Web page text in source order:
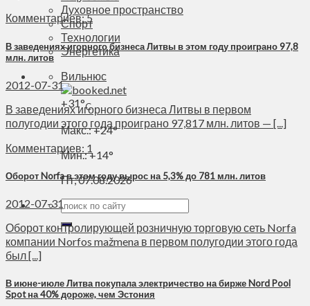
Духовное пространство
Спорт
Технологии
Энергетика
Вильнюс
+31°C
Макс.:+24°
Мин.:+14°
Пт, 07.08.2026
Комментариев: 5
В заведениях игорного бизнеса Литвы в этом году проиграно 97,8
млн. литов
2012-07-31
В заведениях игорного бизнеса Литвы в первом
полугодии этого года проиграно 97,817 млн. литов — [...]
Комментариев: 1
Оборот Norfa в этом году вырос на 5,3% до 781 млн. литов
2012-07-31
Оборот контролирующей розничную торговую сеть Norfa
компании Norfos mažmena в первом полугодии этого года
был [...]
В июне-июле Литва покупала электричество на бирже Nord Pool
Spot на 40% дороже, чем Эстония